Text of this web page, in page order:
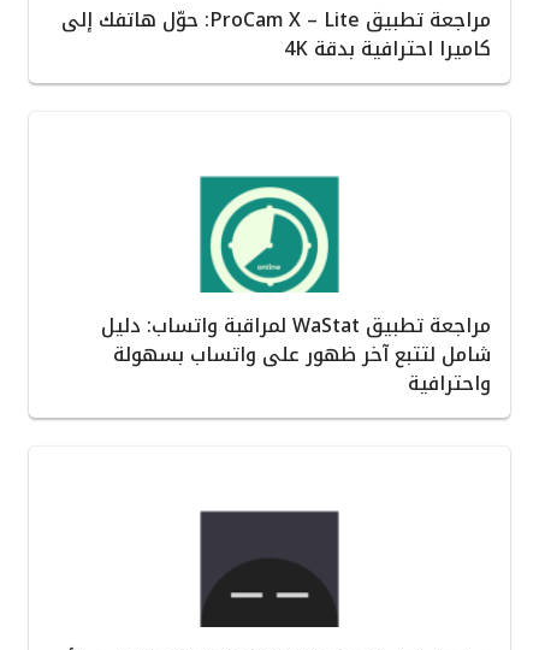
مراجعة تطبيق ProCam X – Lite: حوّل هاتفك إلى
كاميرا احترافية بدقة 4K
مراجعة تطبيق WaStat لمراقبة واتساب: دليل
شامل لتتبع آخر ظهور على واتساب بسهولة
واحترافية